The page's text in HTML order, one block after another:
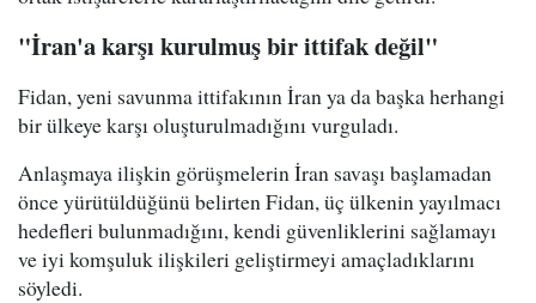
"İran'a karşı kurulmuş bir ittifak değil"
Fidan, yeni savunma ittifakının İran ya da başka herhangi
bir ülkeye karşı oluşturulmadığını vurguladı.
Anlaşmaya ilişkin görüşmelerin İran savaşı başlamadan
önce yürütüldüğünü belirten Fidan, üç ülkenin yayılmacı
hedefleri bulunmadığını, kendi güvenliklerini sağlamayı
ve iyi komşuluk ilişkileri geliştirmeyi amaçladıklarını
söyledi.